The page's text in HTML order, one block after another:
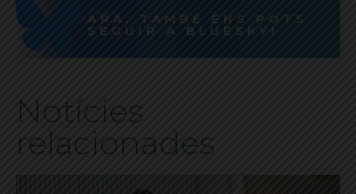
ARA, TAMBÉ ENS POTS
SEGUIR A BLUESKY!
Notícies
relacionades